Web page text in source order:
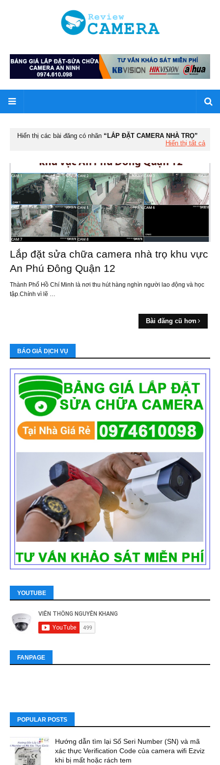
Hiển thị các bài đăng có nhãn
LẮP ĐẶT CAMERA NHÀ TRỌ
Hiển thị tất cả
Lắp đặt sửa chữa camera nhà trọ khu vực
An Phú Đông Quận 12
Thành Phố Hồ Chí Minh là nơi thu hút hàng nghìn người lao động và học
tập.Chính vì lẽ …
Bài đăng cũ hơn
BÁO GIÁ DỊCH VỤ
YOUTUBE
FANPAGE
POPULAR POSTS
Hướng dẫn tìm lại Số Seri Number (SN) và mã
xác thực Verification Code của camera wifi Ezviz
khi bị mất hoặc rách tem